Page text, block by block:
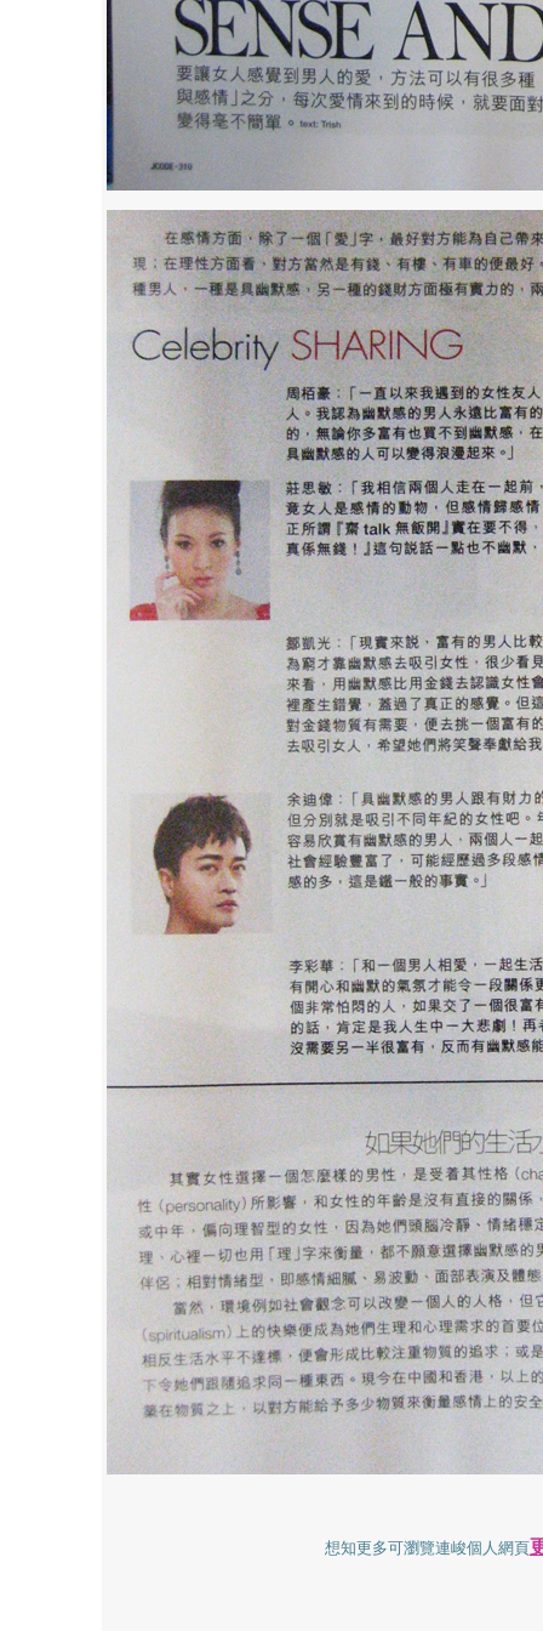
想知更多可瀏覽連峻個人網頁